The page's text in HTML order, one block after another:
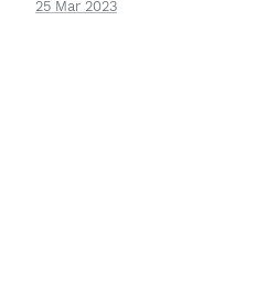
25 Mar 2023